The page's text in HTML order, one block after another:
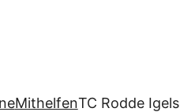
MithelfenTC Rodde Igels